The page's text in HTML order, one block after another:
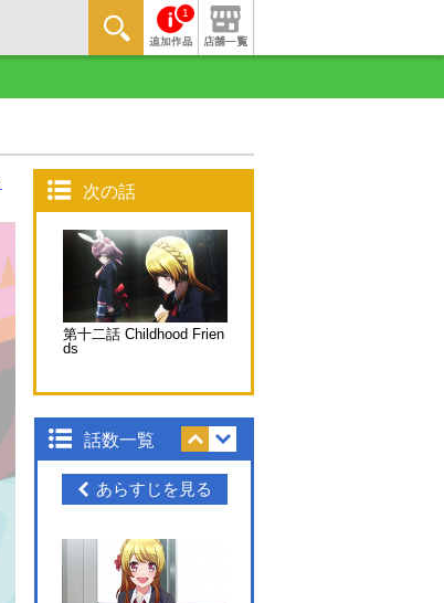
1
次の話
第十二話 Childhood Frien
ds
話数一覧
あらすじを見る